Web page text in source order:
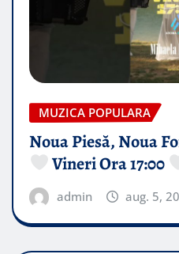
MUZICA POPULARA
Noua Piesă, Noua
Vineri Ora 17:00
admin aug. 5,